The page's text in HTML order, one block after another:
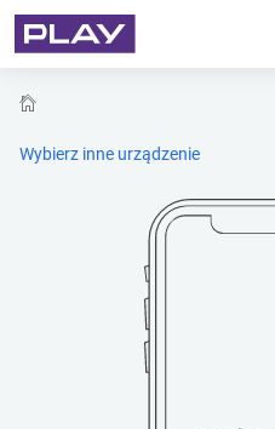
Wybierz inne urządzenie